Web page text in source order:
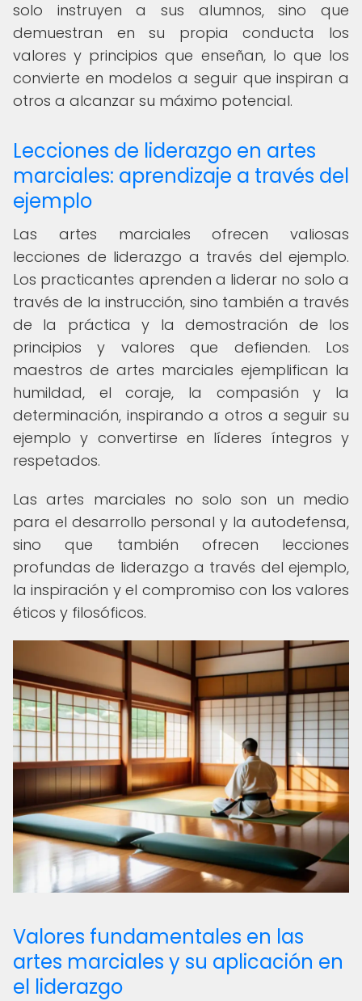
solo instruyen a sus alumnos, sino que
demuestran en su propia conducta los
valores y principios que enseñan, lo que los
convierte en modelos a seguir que inspiran a
otros a alcanzar su máximo potencial.
Lecciones de liderazgo en artes
marciales: aprendizaje a través del
ejemplo
Las artes marciales ofrecen valiosas
lecciones de liderazgo a través del ejemplo.
Los practicantes aprenden a liderar no solo a
través de la instrucción, sino también a través
de la práctica y la demostración de los
principios y valores que defienden. Los
maestros de artes marciales ejemplifican la
humildad, el coraje, la compasión y la
determinación, inspirando a otros a seguir su
ejemplo y convertirse en líderes íntegros y
respetados.
Las artes marciales no solo son un medio
para el desarrollo personal y la autodefensa,
sino que también ofrecen lecciones
profundas de liderazgo a través del ejemplo,
la inspiración y el compromiso con los valores
éticos y filosóficos.
Valores fundamentales en las
artes marciales y su aplicación en
el liderazgo